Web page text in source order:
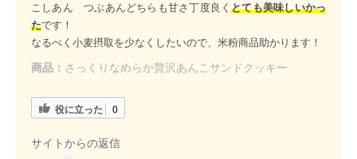
こしあん つぶあんどちらも甘さ丁度良くとても美味しいかっ
たです！
なるべく小麦摂取を少なくしたいので、米粉商品助かります！
商品： さっくりなめらか贅沢あんこサンドクッキー
役に立った 0
サイトからの返信